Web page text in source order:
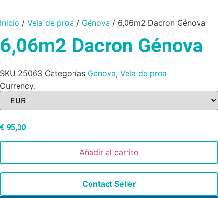
Inicio / Vela de proa / Génova / 6,06m2 Dacron Génova
6,06m2 Dacron Génova
SKU 25063 Categorías Génova, Vela de proa
Currency:
€ 95,00
Añadir al carrito
Contact Seller